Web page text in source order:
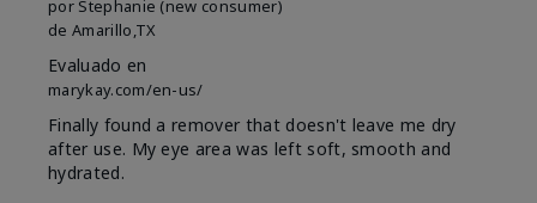
por Stephanie (new consumer)
de Amarillo,TX
Evaluado en
marykay.com/en-us/
Finally found a remover that doesn't leave me dry
after use. My eye area was left soft, smooth and
hydrated.